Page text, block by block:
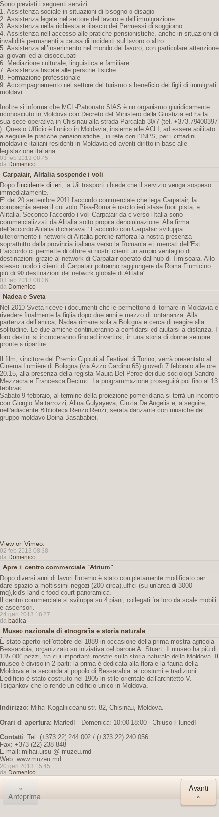
Sono previsti i seguenti servizi:
1. Assistenza sociale in situazioni di bisogno o disagio
2. Assistenza legale nel settore del lavoro e dell’immigrazione
3. Assistenza nella richiesta e rilascio dei Permessi di soggiorno
4. Assistenza nell’accesso alle pratiche pensionistiche, anche in situazioni di
invalidità permanenti a causa di incidenti sul lavoro o altro
5. Assistenza all’inserimento nel mondo del lavoro, con particolare attenzione
ai giovani ed ai disoccupati
6. Mediazione culturale, linguistica e familiare
7. Assistenza fiscale alle persone fisiche
8. Formazione professionale
9. Accompagnamento nel settore del turismo a beneficio dei figli di immigrati
moldavi
Inoltre si informa che MCL-Patronato SIAS è un organismo giuridicamente
riconosciuto in Moldova con Decreto del Ministero della Giustizia ed ha la
sua sede operativa in Chisinau alla strada Parcalab 30/7 (tel. +373.79400397
). Questo Ufficio è l’unico in Moldavia, insieme alle ACLI, ad essere abilitato
a seguire le pratiche pensionistiche , in rete con l’INPS, per i cittadini
moldavi e italiani residenti in Moldavia ed aventi diritto in base alle
legislazione italiana.
03 feb 2013 08:45
da Domenico
Carpatair, Alitalia sospende i voli
Dopo l'incidente di ieri, la Uil trasporti chiede che il servizio venga sospeso
immediatamente.
E' del 20 settembre 2011 l'accordo commerciale che lega Carpatair, la
compagnia aerea il cui volo Pisa-Roma è uscito ieri stase fuori pista, e
Alitalia. Secondo l'accordo i voli Carpatair da e verso l'Italia sono
commercializzati da Alitalia sotto propria denominazione. Alla firma
dell'accordo Alitalia dichiarava: "L'accordo con Carpatair sviluppa
ulteriormente il network di Alitalia perché rafforza la nostra presenza
soprattutto dalla provincia italiana verso la Romania e i mercati dell'Est.
L'accordo ci permette di offrire ai nostri clienti un ampio ventaglio di
destinazioni grazie al network di Carpatair operato dall'hub di Timisoara. Allo
stesso modo i clienti di Carpatair potranno raggiungere da Roma Fiumicino
più di 90 destinazioni del network globale di Alitalia".
03 feb 2013 08:36
da Domenico
Nadea e Sveta
Nel 2010 Sveta riceve i documenti che le permettono di tornare in Moldavia e
rivedere finalmente la figlia dopo due anni e mezzo di lontananza. Alla
partenza dell’amica, Nadea rimane sola a Bologna e cerca di reagire alla
solitudine. Le due amiche continueranno a confidarsi ed aiutarsi a distanza. I
loro destini si incroceranno fino ad invertirsi, in una storia di donne sempre
pronte a ripartire.
Il film, vincitore del Premio Cipputi al Festival di Torino, verrà presentato al
Cinema Lumière di Bologna (via Azzo Gardino 65) giovedì 7 febbraio alle ore
20.15, alla presenza della regista Maura Del Peroe dei due sociologi Sandro
Mezzadra e Francesca Decimo. La programmazione proseguirà poi fino al 13
febbraio.
Sabato 9 febbraio, al termine della proiezione pomeridiana si terrà un incontro
con Giorgio Mattarrozzi, Alina Gulyayeva, Cinzia De Angelis e, a seguire,
nell'adiacente Biblioteca Renzo Renzi, serata danzante con musiche del
gruppo moldavo Doina Basababiei.
View on Vimeo.
02 feb 2013 08:38
da Domenico
Apre il centro commerciale "Atrium"
Dopo diversi anni di lavori l'interno è stato completamente modificato per
dare spazio a moltissimi negozi (200 circa),uffici (su un'area di 3000
mq),kid's land e food court panoramica.
Il centro commerciale si sviluppa su 4 piani, collegati fra loro da scale mobili
e ascensori.
24 gen 2013 18:27
da badica
Museo nazionale di etnografia e storia naturale
È stato aperto nell'ottobre del 1889 in occasione della prima mostra agricola
Bessarabia, organizzato su iniziativa del barone A. Stuart. Il museo ha più di
135.000 pezzi, tra cui importanti mostre sulla storia naturale della Moldova. Il
museo è diviso in 2 parti: la prima è dedicata alla flora e la fauna della
Moldova e la seconda al popolo di Bessarabia, ai costumi e tradizioni.
L'edificio è stato costruito nel 1905 in stile orientale dall'architetto V.
Tsigankov che lo rende un edificio unico in Moldova.
Indirizzo: Mihai Kogalniceanu str. 82, Chisinau, Moldova.
Orari di apertura: Martedì - Domenica: 10:00-18:00 - Chiuso il lunedì
Contatti: Tel: (+373 22) 244 002 / (+373 22) 240 056
Fax: +373 (22) 238 848
E-mail: mihai.ursu @ muzeu.md
Web: www.muzeu.md
20 gen 2013 15:45
da Domenico
«
Anteprima
Avanti
»